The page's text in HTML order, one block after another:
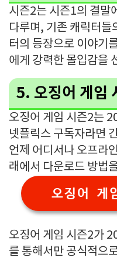
시즌2는 시즌1의 결말
다루며, 기존 캐릭터들
터의 등장으로 이야기
에게 강력한 몰입감을
5. 오징어 게임
오징어 게임 시즌2는
넷플릭스 구독자라면
언제 어디서나 오프라
래에서 다운로드 방법
오징어 게
오징어 게임 시즌2가
를 통해서만 공식적으